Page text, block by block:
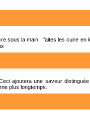
sous la main : faites les cuire en
ajoutera une saveur
plus longtemps.